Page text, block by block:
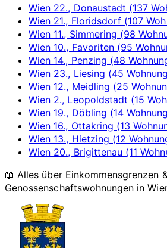
Wien 22., Donaustadt (137
Wien 21., Floridsdorf (107
Wien 11., Simmering (98
Wien 10., Favoriten (95
Wien 14., Penzing (48
Wien 23., Liesing (45
Wien 12., Meidling (25
Wien 2., Leopoldstadt (15
Wien 19., Döbling (14
Wien 16., Ottakring (13
Wien 13., Hietzing (12
Wien 20., Brigittenau (11
📖 Alles über Einkommensgrenzen
Genossenschaftswohnungen in